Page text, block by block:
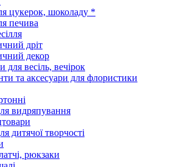
цукерок, шоколаду *
печива
дріт
декор
для весіль, вечірок
та аксесуари для флористики
видряпування
дитячої творчості
рюкзаки